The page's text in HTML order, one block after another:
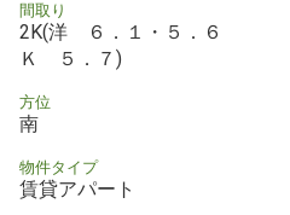
間取り
2K(洋 ６．１・５．６
Ｋ ５．７)
方位
南
物件タイプ
賃貸アパート